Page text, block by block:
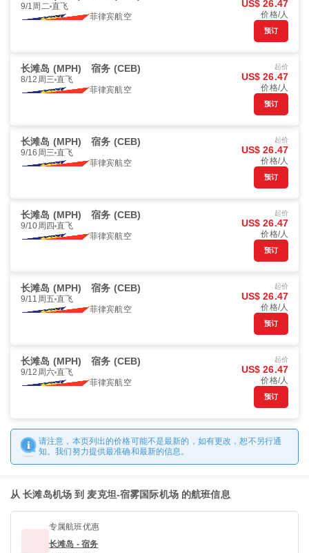
9/1周二 直飞
菲律宾航空
US$ 26.47
价格/人
预订
长滩岛 (MPH) 宿务 (CEB)
8/12周三 直飞
菲律宾航空
起价
US$ 26.47
价格/人
预订
长滩岛 (MPH) 宿务 (CEB)
9/16周三 直飞
菲律宾航空
起价
US$ 26.47
价格/人
预订
长滩岛 (MPH) 宿务 (CEB)
9/10周四 直飞
菲律宾航空
起价
US$ 26.47
价格/人
预订
长滩岛 (MPH) 宿务 (CEB)
9/11周五 直飞
菲律宾航空
起价
US$ 26.47
价格/人
预订
长滩岛 (MPH) 宿务 (CEB)
9/12周六 直飞
菲律宾航空
起价
US$ 26.47
价格/人
预订
请注意，本页列出的价格可能不是最新的，如有更改，恕不另行通
知。我们努力提供最准确和最新的信息。
从 长滩岛机场 到 麦克坦-宿雾国际机场 的航班信息
专属航班优惠
长滩岛 - 宿务